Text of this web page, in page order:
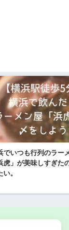
でいつも行列のラー
虎」が美味しすぎた
い。